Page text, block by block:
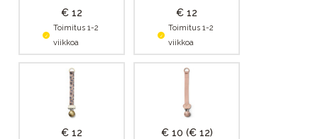
€ 12
Toimitus 1-2
viikkoa
€ 12
Toimitus 1-2
viikkoa
€ 12 € 10 (€ 12)